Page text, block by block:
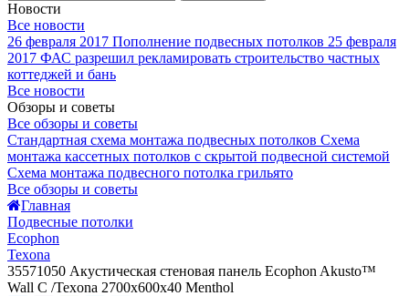
Новости
Все новости
26 февраля 2017 Пополнение подвесных потолков 25 февраля
2017 ФАС разрешил рекламировать строительство частных
коттеджей и бань
Все новости
Обзоры и советы
Все обзоры и советы
Стандартная схема монтажа подвесных потолков Схема
монтажа кассетных потолков с скрытой подвесной системой
Схема монтажа подвесного потолка грильято
Все обзоры и советы
Главная
Подвесные потолки
Ecophon
Texona
35571050 Акустическая стеновая панель Ecophon Akusto™
Wall C /Texona 2700x600x40 Menthol